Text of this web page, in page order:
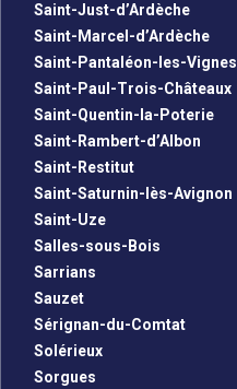
Saint-Just-d’Ardèche
Saint-Marcel-d’Ardèche
Saint-Pantaléon-les-Vignes
Saint-Paul-Trois-Châteaux
Saint-Quentin-la-Poterie
Saint-Rambert-d’Albon
Saint-Restitut
Saint-Saturnin-lès-Avignon
Saint-Uze
Salles-sous-Bois
Sarrians
Sauzet
Sérignan-du-Comtat
Solérieux
Sorgues